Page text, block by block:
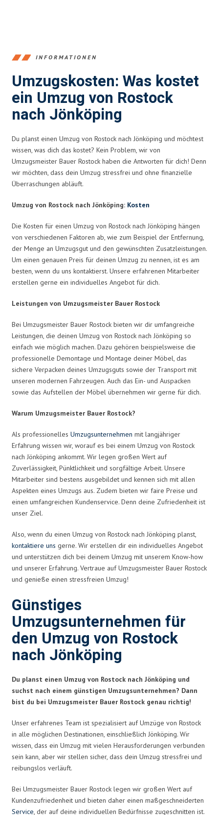
INFORMATIONEN
Umzugskosten: Was kostet
ein Umzug von Rostock
nach Jönköping
Du planst einen Umzug von Rostock nach Jönköping und möchtest
wissen, was dich das kostet? Kein Problem, wir von
Umzugsmeister Bauer Rostock haben die Antworten für dich! Denn
wir möchten, dass dein Umzug stressfrei und ohne finanzielle
Überraschungen abläuft.
Umzug von Rostock nach Jönköping: Kosten
Die Kosten für einen Umzug von Rostock nach Jönköping hängen
von verschiedenen Faktoren ab, wie zum Beispiel der Entfernung,
der Menge an Umzugsgut und den gewünschten Zusatzleistungen.
Um einen genauen Preis für deinen Umzug zu nennen, ist es am
besten, wenn du uns kontaktierst. Unsere erfahrenen Mitarbeiter
erstellen gerne ein individuelles Angebot für dich.
Leistungen von Umzugsmeister Bauer Rostock
Bei Umzugsmeister Bauer Rostock bieten wir dir umfangreiche
Leistungen, die deinen Umzug von Rostock nach Jönköping so
einfach wie möglich machen. Dazu gehören beispielsweise die
professionelle Demontage und Montage deiner Möbel, das
sichere Verpacken deines Umzugsguts sowie der Transport mit
unseren modernen Fahrzeugen. Auch das Ein- und Auspacken
sowie das Aufstellen der Möbel übernehmen wir gerne für dich.
Warum Umzugsmeister Bauer Rostock?
Als professionelles Umzugsunternehmen mit langjähriger
Erfahrung wissen wir, worauf es bei einem Umzug von Rostock
nach Jönköping ankommt. Wir legen großen Wert auf
Zuverlässigkeit, Pünktlichkeit und sorgfältige Arbeit. Unsere
Mitarbeiter sind bestens ausgebildet und kennen sich mit allen
Aspekten eines Umzugs aus. Zudem bieten wir faire Preise und
einen umfangreichen Kundenservice. Denn deine Zufriedenheit ist
unser Ziel.
Also, wenn du einen Umzug von Rostock nach Jönköping planst,
kontaktiere uns gerne. Wir erstellen dir ein individuelles Angebot
und unterstützen dich bei deinem Umzug mit unserem Know-how
und unserer Erfahrung. Vertraue auf Umzugsmeister Bauer Rostock
und genieße einen stressfreien Umzug!
Günstiges
Umzugsunternehmen für
den Umzug von Rostock
nach Jönköping
Du planst einen Umzug von Rostock nach Jönköping und
suchst nach einem günstigen Umzugsunternehmen? Dann
bist du bei Umzugsmeister Bauer Rostock genau richtig!
Unser erfahrenes Team ist spezialisiert auf Umzüge von Rostock
in alle möglichen Destinationen, einschließlich Jönköping. Wir
wissen, dass ein Umzug mit vielen Herausforderungen verbunden
sein kann, aber wir stellen sicher, dass dein Umzug stressfrei und
reibungslos verläuft.
Bei Umzugsmeister Bauer Rostock legen wir großen Wert auf
Kundenzufriedenheit und bieten daher einen maßgeschneiderten
Service, der auf deine individuellen Bedürfnisse zugeschnitten ist.